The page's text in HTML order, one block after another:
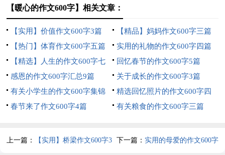
【暖心的作文600字】相关文章：
【实用】价值作文600字3篇
【精品】妈妈作文600字三篇
【热门】体育作文600字五篇
实用的礼物的作文600字四篇
【精选】人生的作文600字七
篇
回忆春节的作文600字5篇
感恩的作文600字汇总9篇
关于成长的作文600字3篇
有关小学生的作文600字集锦
十篇
精选回忆照片的作文600字四
篇
春节来了作文600字4篇 有关粮食的作文600字三篇
上一篇： 【实用】桥梁作文600字3 下一篇： 实用的母爱的作文600字